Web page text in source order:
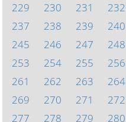
229
230 231 232
237
238 239 240
245
246 247 248
253
254 255 256
261
262 263 264
269
270 271 272
277
278 279 280